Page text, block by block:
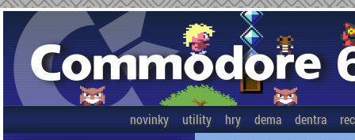
novinky utility hry dema dentra